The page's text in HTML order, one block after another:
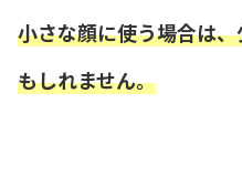
小さな顔に使う場合は
もしれません。